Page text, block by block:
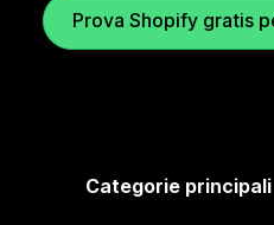
Prova Shopify gratis
Categorie principali